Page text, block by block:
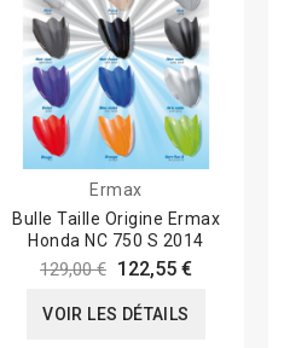
Ermax
Bulle Taille Origine Ermax
Honda NC 750 S 2014
129,00 € 122,55 €
VOIR LES DÉTAILS